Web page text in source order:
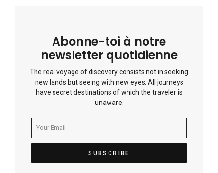
Abonne-toi à notre
newsletter quotidienne
The real voyage of discovery consists not in seeking
new lands but seeing with new eyes. All journeys
have secret destinations of which the traveler is
unaware.